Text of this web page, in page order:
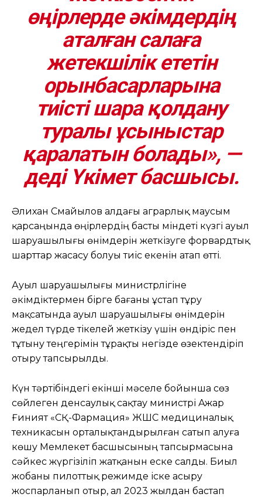
өңірлерде әкімдердің
аталған салаға
жетекшілік ететін
орынбасарларына
тиісті шара қолдану
туралы ұсыныстар
қаралатын болады», —
деді Үкімет басшысы.
Әлихан Смайылов алдағы аграрлық маусым
қарсаңында өңірлердің басты міндеті күзгі ауыл
шаруашылығы өнімдерін жеткізуге форвардтық
шарттар жасасу болуы тиіс екенін атап өтті.
Ауыл шаруашылығы министрлігіне
әкімдіктермен бірге бағаны ұстап тұру
мақсатында ауыл шаруашылығы өнімдерін
жедел түрде тікелей жеткізу үшін өндіріс пен
тұтыну теңгерімін тұрақты негізде өзектендіріп
отыру тапсырылды.
Күн тәртібіндегі екінші мәселе бойынша сөз
сөйлеген денсаулық сақтау министрі Ажар
Ғиният «СҚ-Фармация» ЖШС медициналық
техникасын орталықтандырылған сатып алуға
көшу Мемлекет басшысының тапсырмасына
сәйкес жүргізіліп жатқанын еске салды. Биыл
жобаны пилоттық режимде іске асыру
жоспарланып отыр, ал 2023 жылдан бастап